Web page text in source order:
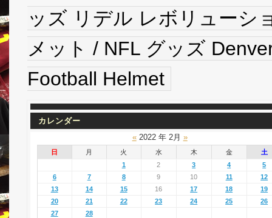
ッズ リデル レボリューシ
メット / NFL グッズ
Football Helmet
カレンダー
«2022 年 2月 »
日 月 火 水 木 金
土
1
2 3 4
5
6
7 8 9 10 11
12
13
14 15 16 17 18
19
20
21 22 23 24 25
26
27
28